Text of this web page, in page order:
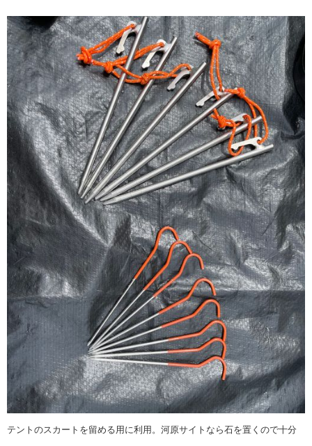
テントのスカートを留める用に利用。河原サイトなら石を置くので十分